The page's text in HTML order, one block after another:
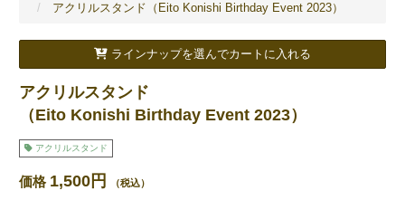
アクリルスタンド（Eito Konishi Birthday Event 2023）
ラインナップを選んでカートに入れる
アクリルスタンド
（Eito Konishi Birthday Event 2023）
アクリルスタンド
価格 1,500円 （税込）